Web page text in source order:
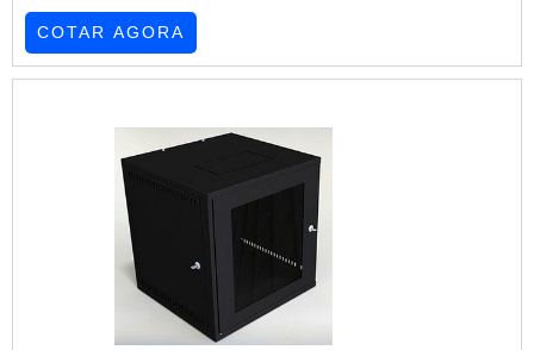
diferentes divisões em seu
departamento interno.Ambos, aliás,
servem para que os mais diferentes
um ponto ao outro, sugerindo o fato de
que são justamente eles os
responsáveis pelo protagonismo em
meios de paredes, rodapés, bancadas
e, como não, dutos de pisos e
superfícies em geral.Já no campo que
faz alusão à serv.
COTAR AGORA